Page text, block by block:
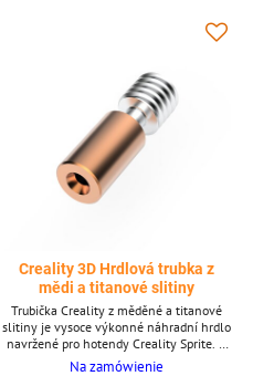
Creality 3D Hrdlová trubka z
mědi a titanové slitiny
Trubička Creality z měděné a titanové
slitiny je vysoce výkonné náhradní hrdlo
navržené pro hotendy Creality Sprite. S
tělem ze slitiny mědi a titanu nabízí
Na zamówienie